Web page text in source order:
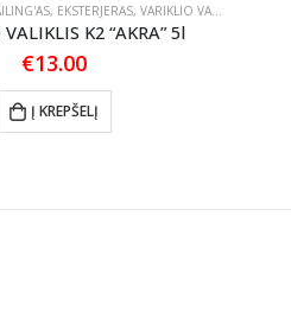
, EKSTERJERAS, VARIKLIO VALIKLIAI
K2 “AKRA” 5l
€13.00
Į KREPŠELĮ